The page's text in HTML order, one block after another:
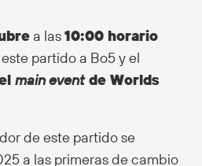
a las10:00 horario
partido a Bo5 y el
main eventde Worlds
de este partido se
a las primeras de cambio